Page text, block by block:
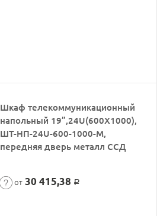
Шкаф телекоммуникационный
напольный 19”,24U(600X1000),
ШТ-НП-24U-600-1000-М,
передняя дверь металл ССД
от 30 415,38 Р